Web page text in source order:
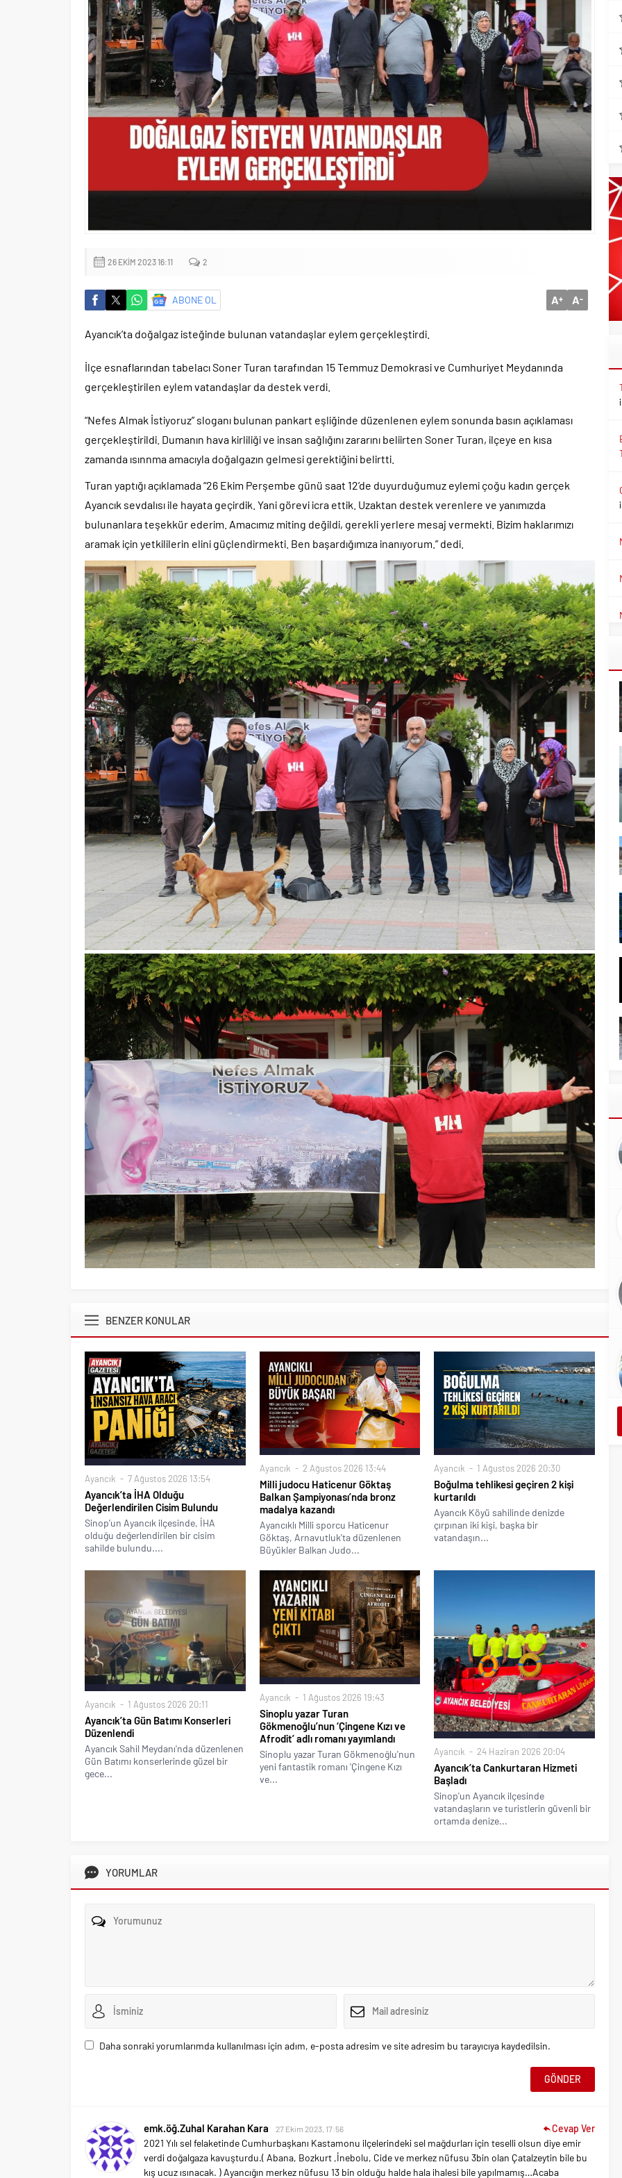
26 EKIM 2023 16:11 2
ABONE OL A+ A-
Ayancık’ta doğalgaz isteğinde bulunan vatandaşlar eylem gerçekleştirdi.
İlçe esnaflarından tabelacı Soner Turan tarafından 15 Temmuz Demokrasi ve Cumhuriyet Meydanında
gerçekleştirilen eylem vatandaşlar da destek verdi.
“Nefes Almak İstiyoruz” sloganı bulunan pankart eşliğinde düzenlenen eylem sonunda basın açıklaması
gerçekleştirildi. Dumanın hava kirliliği ve insan sağlığını zararını beliirten Soner Turan, ilçeye en kısa
zamanda ısınnma amacıyla doğalgazın gelmesi gerektiğini belirtti.
Turan yaptığı açıklamada “26 Ekim Perşembe günü saat 12’de duyurduğumuz eylemi çoğu kadın gerçek
Ayancık sevdalısı ile hayata geçirdik. Yani görevi icra ettik. Uzaktan destek verenlere ve yanımızda
bulunanlara teşekkür ederim. Amacımız miting değildi, gerekli yerlere mesaj vermekti. Bizim haklarımızı
aramak için yetkililerin elini güçlendirmekti. Ben başardığımıza inanıyorum.” dedi.
BENZER KONULAR
Ayancık 7 Ağustos 2026 13:54
Ayancık’ta İHA Olduğu
Değerlendirilen Cisim Bulundu
Sinop’un Ayancık ilçesinde, İHA
olduğu değerlendirilen bir cisim
sahilde bulundu....
Ayancık 2 Ağustos 2026 13:44
Milli judocu Haticenur Göktaş
Balkan Şampiyonası’nda bronz
madalya kazandı
Ayancıklı Milli sporcu Haticenur
Göktaş, Arnavutluk'ta düzenlenen
Büyükler Balkan Judo...
Ayancık 1 Ağustos 2026 20:30
Boğulma tehlikesi geçiren 2 kişi
kurtarıldı
Ayancık Köyü sahilinde denizde
çırpınan iki kişi, başka bir
vatandaşın...
Ayancık 1 Ağustos 2026 20:11
Ayancık’ta Gün Batımı Konserleri
Düzenlendi
Ayancık Sahil Meydanı'nda düzenlenen
Gün Batımı konserlerinde güzel bir
gece...
Ayancık 1 Ağustos 2026 19:43
Sinoplu yazar Turan
Gökmenoğlu’nun ‘Çingene Kızı ve
Afrodit’ adlı romanı yayımlandı
Sinoplu yazar Turan Gökmenoğlu'nun
yeni fantastik romanı 'Çingene Kızı
ve...
Ayancık 24 Haziran 2026 20:04
Ayancık’ta Cankurtaran Hizmeti
Başladı
Sinop'un Ayancık ilçesinde
vatandaşların ve turistlerin güvenli bir
ortamda denize...
YORUMLAR
Daha sonraki yorumlarımda kullanılması için adım, e-posta adresim ve site adresim bu tarayıcıya kaydedilsin.
emk.öğ.Zuhal Karahan Kara 27 Ekim 2023, 17:56
2021 Yılı sel felaketinde Cumhurbaşkanı Kastamonu ilçelerindeki sel mağdurları için teselli olsun diye emir
verdi doğalgaza kavuşturdu.( Abana, Bozkurt ,İnebolu, Cide ve merkez nüfusu 3bin olan Çatalzeytin bile bu
kış ucuz ısınacak. ) Ayancığın merkez nüfusu 13 bin olduğu halde hala ihalesi bile yapılmamış…Acaba
Cevap Ver